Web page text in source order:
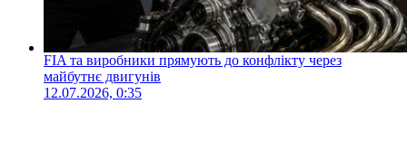
FIA та виробники прямують до конфлікту через
майбутнє двигунів
12.07.2026, 0:35